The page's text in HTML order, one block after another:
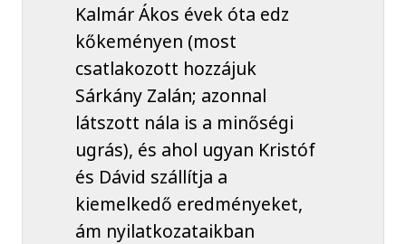
Kalmár Ákos évek óta edz
kőkeményen (most
csatlakozott hozzájuk
Sárkány Zalán; azonnal
látszott nála is a minőségi
ugrás), és ahol ugyan Kristóf
és Dávid szállítja a
kiemelkedő eredményeket,
ám nyilatkozataikban